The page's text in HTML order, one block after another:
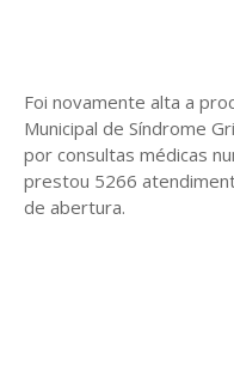
Foi novamente alta a
Municipal de Síndrome
por consultas médicas
prestou 5266
de abertura.